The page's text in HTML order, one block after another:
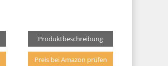
Produktbeschreibung
Preis bei Amazon prüfen